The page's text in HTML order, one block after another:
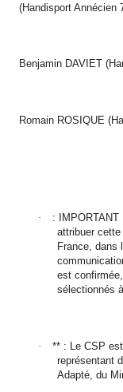
(Handisport Annécien
Benjamin DAVIET
Romain ROSIQUE
·
: IMPORTANT
attribuer
France, dans
est
sélectionnés
·
** : Le CSP
représentant
Adapté, du